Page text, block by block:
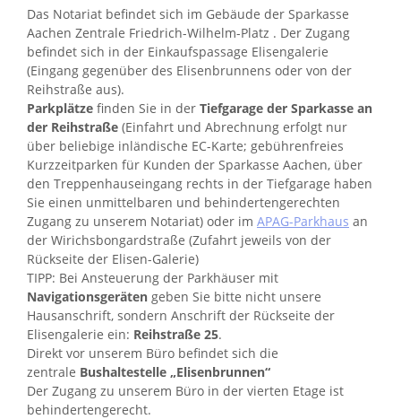
Das Notariat befindet sich im Gebäude der Sparkasse
Aachen Zentrale Friedrich-Wilhelm-Platz . Der Zugang
befindet sich in der Einkaufspassage Elisengalerie
(Eingang gegenüber des Elisenbrunnens oder von der
Reihstraße aus).
Parkplätze finden Sie in der Tiefgarage der Sparkasse an
der Reihstraße (Einfahrt und Abrechnung erfolgt nur
über beliebige inländische EC-Karte; gebührenfreies
Kurzzeitparken für Kunden der Sparkasse Aachen, über
den Treppenhauseingang rechts in der Tiefgarage haben
Sie einen unmittelbaren und behindertengerechten
Zugang zu unserem Notariat) oder im APAG-Parkhaus an
der Wirichsbongardstraße (Zufahrt jeweils von der
Rückseite der Elisen-Galerie)
TIPP: Bei Ansteuerung der Parkhäuser mit
Navigationsgeräten geben Sie bitte nicht unsere
Hausanschrift, sondern Anschrift der Rückseite der
Elisengalerie ein: Reihstraße 25.
Direkt vor unserem Büro befindet sich die
zentrale Bushaltestelle „Elisenbrunnen“
Der Zugang zu unserem Büro in der vierten Etage ist
behindertengerecht.